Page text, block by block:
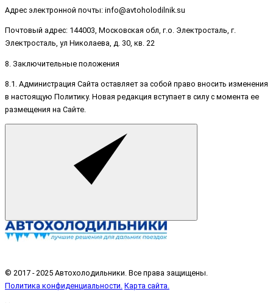
Адрес электронной почты: info@avtoholodilnik.su
Почтовый адрес: 144003, Московская обл, г.о. Электросталь, г.
Электросталь, ул Николаева, д. 30, кв. 22
8. Заключительные положения
8.1. Администрация Сайта оставляет за собой право вносить изменения
в настоящую Политику. Новая редакция вступает в силу с момента ее
размещения на Сайте.
© 2017 - 2025 Автохолодильники. Все права защищены.
Политика конфиденциальности. Карта сайта.